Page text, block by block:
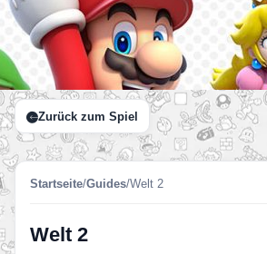
Zurück zum Spiel
Startseite/Guides/Welt 2
Welt 2